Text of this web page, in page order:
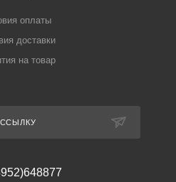
оплаты
доставки
на товар